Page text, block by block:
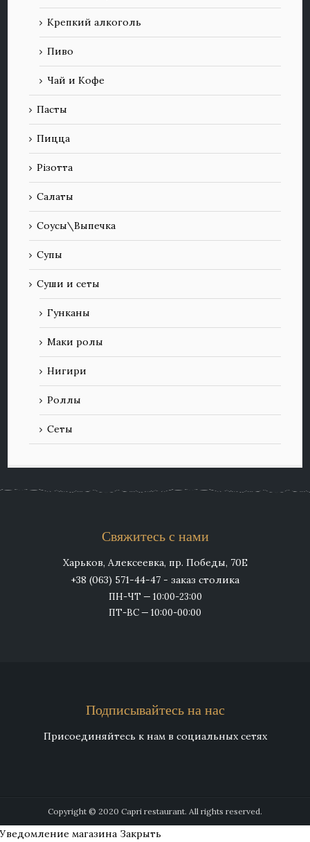
Крепкий алкоголь
Пиво
Чай и Кофе
Пасты
Пицца
Різотта
Салаты
Соусы\Выпечка
Супы
Суши и сеты
Гунканы
Маки ролы
Нигири
Роллы
Сеты
Свяжитесь с нами
Харьков, Алексеевка, пр. Победы, 70Е
+38 (063) 571-44-47 - заказ столика
ПН-ЧТ — 10:00-23:00
ПТ-ВС — 10:00-00:00
Подписывайтесь на нас
Присоединяйтесь к нам в социальных сетях
Copyright © 2020 Capri restaurant. All rights reserved.
Уведомление магазина Закрыть